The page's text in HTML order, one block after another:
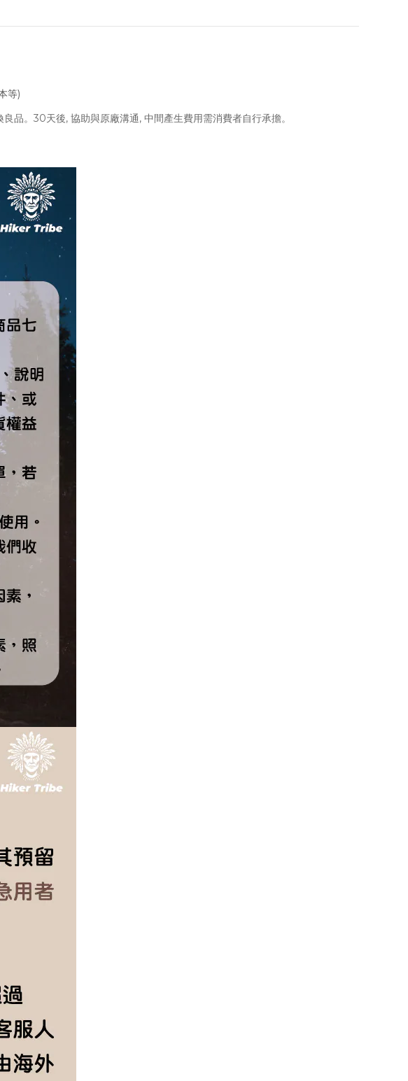
等)
品。30天後, 協助與原廠溝通, 中間產生費用需消費者自行承擔。